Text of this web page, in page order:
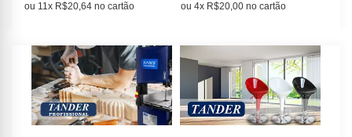
ou 11x R$20,64 no cartão ou 4x R$20,00 no cartão